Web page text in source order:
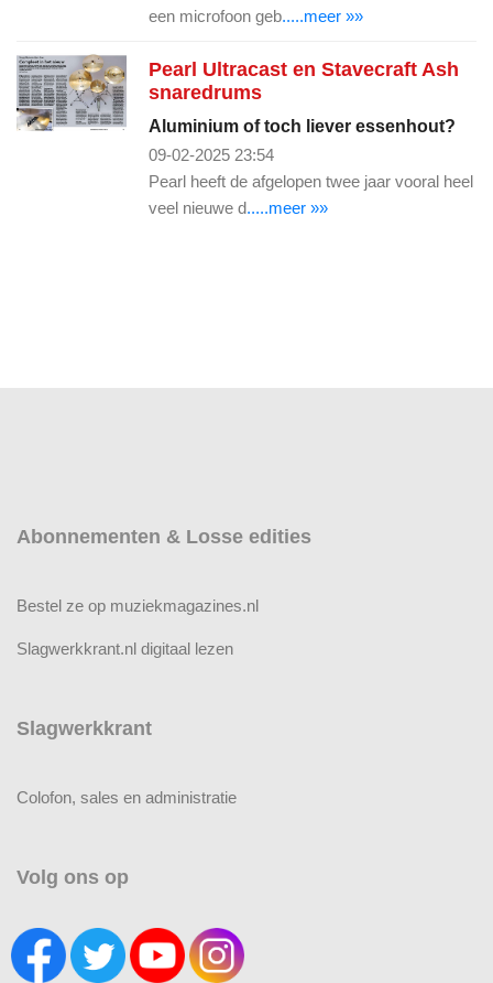
een microfoon geb.....meer »»
Pearl Ultracast en Stavecraft Ash
snaredrums
Aluminium of toch liever essenhout?
09-02-2025 23:54
Pearl heeft de afgelopen twee jaar vooral heel
veel nieuwe d.....meer »»
Abonnementen & Losse edities
Bestel ze op muziekmagazines.nl
Slagwerkkrant.nl digitaal lezen
Slagwerkkrant
Colofon, sales en administratie
Volg ons op